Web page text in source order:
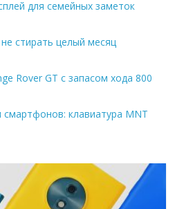
для семейных заметок
стирать целый месяц
Rover GT с запасом хода 800
клавиатура MNT